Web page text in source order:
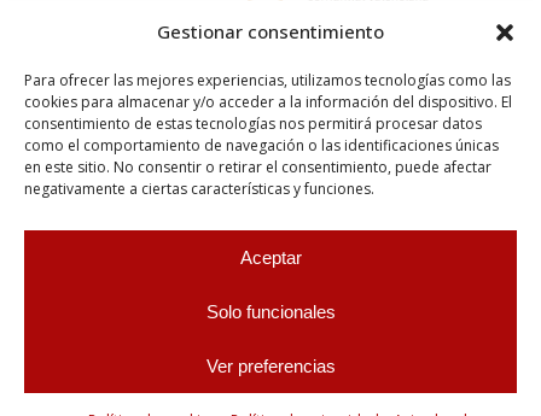
Gestionar consentimiento
Para ofrecer las mejores experiencias, utilizamos tecnologías como las
cookies para almacenar y/o acceder a la información del dispositivo. El
consentimiento de estas tecnologías nos permitirá procesar datos
como el comportamiento de navegación o las identificaciones únicas
en este sitio. No consentir o retirar el consentimiento, puede afectar
negativamente a ciertas características y funciones.
Aceptar
Solo funcionales
Ver preferencias